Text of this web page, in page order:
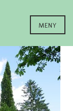
MENY